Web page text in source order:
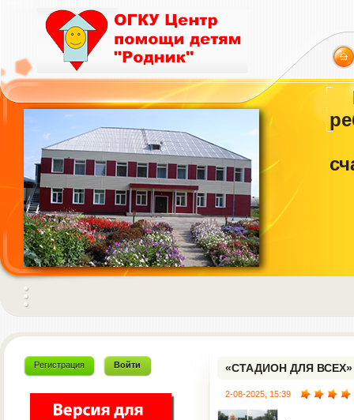
Регистрация Войти «СТАДИОН ДЛЯ ВСЕХ»
2-08-2025, 15:39